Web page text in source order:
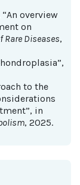
overview
on
Rare Diseases,
to the
in
, 2025.